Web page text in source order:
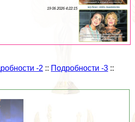
19 06 2026 4:22:15
-2 :: Подробности -3 ::